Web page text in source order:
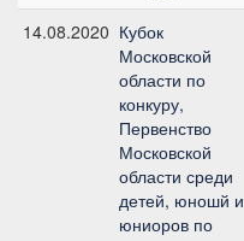
14.08.2020 Кубок
Московской
области по
конкуру,
Первенство
Московской
области среди
детей, юношй и
юниоров по